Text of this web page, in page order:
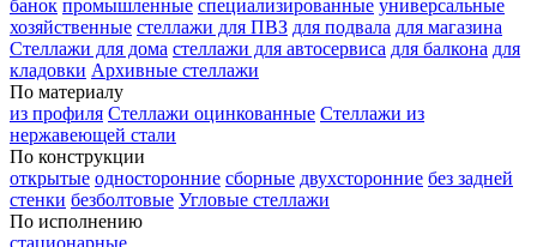
банок промышленные специализированные универсальные
хозяйственные стеллажи для ПВЗ для подвала для магазина
Стеллажи для дома стеллажи для автосервиса для балкона для
кладовки Архивные стеллажи
По материалу
из профиля Стеллажи оцинкованные Стеллажи из
нержавеющей стали
По конструкции
открытые односторонние сборные двухсторонние без задней
стенки безболтовые Угловые стеллажи
По исполнению
стационарные